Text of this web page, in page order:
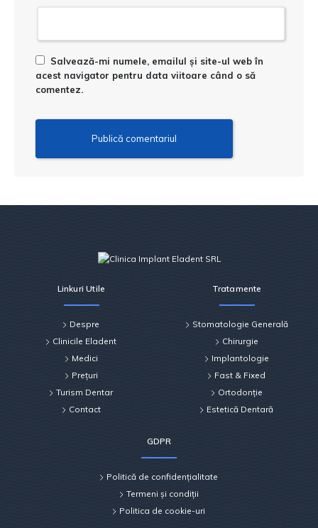
Salvează-mi numele, emailul și site-ul web în
acest navigator pentru data viitoare când o să
comentez.
Linkuri Utile
Despre
Clinicile Eladent
Medici
Prețuri
Turism Dentar
Contact
Tratamente
Stomatologie Generală
Chirurgie
Implantologie
Fast & Fixed
Ortodonție
Estetică Dentară
GDPR
Politică de confidențialitate
Termeni și condiții
Politica de cookie-uri